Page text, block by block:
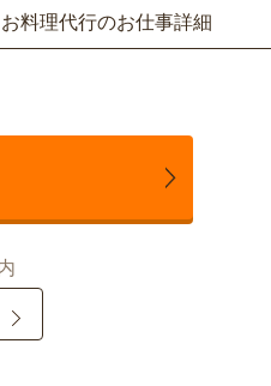
お料理代行のお仕事詳細